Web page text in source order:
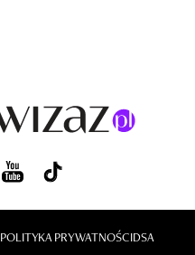
POLITYKA PRYWATNOŚCIDSA